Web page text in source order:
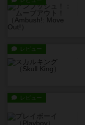
レビュー
レビュー